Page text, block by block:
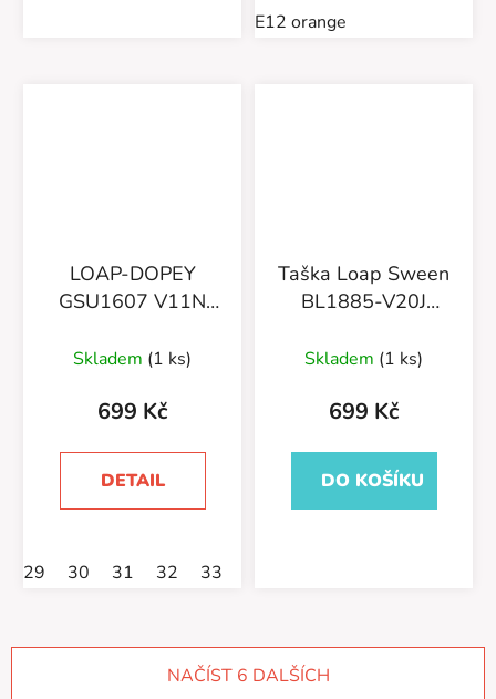
E12 orange
LOAP-DOPEY
GSU1607 V11N
Skladem (1 ks)
699 Kč
DETAIL
29 30 31 32 33
Taška Loap Sween
BL1885-V20J
Skladem (1 ks)
699 Kč
DO KOŠÍKU
NAČÍST 6 DALŠÍCH